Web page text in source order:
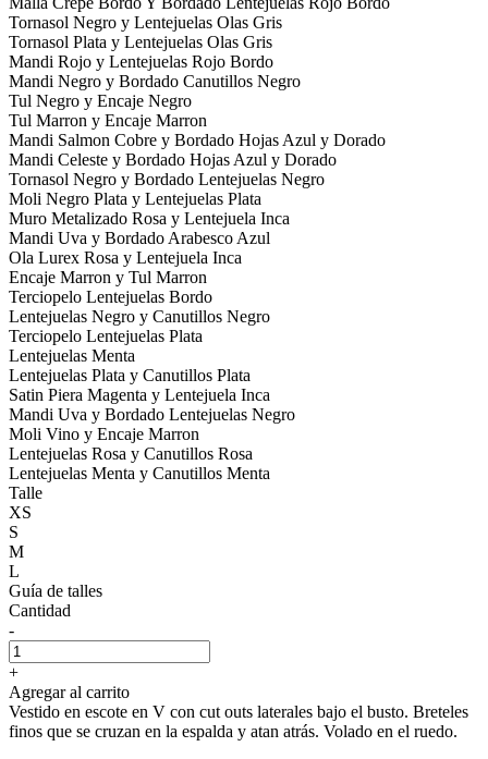
Tornasol Negro y Lentejuelas Olas Gris
Tornasol Plata y Lentejuelas Olas Gris
Mandi Rojo y Lentejuelas Rojo Bordo
Mandi Negro y Bordado Canutillos Negro
Tul Negro y Encaje Negro
Tul Marron y Encaje Marron
Mandi Salmon Cobre y Bordado Hojas Azul y Dorado
Mandi Celeste y Bordado Hojas Azul y Dorado
Tornasol Negro y Bordado Lentejuelas Negro
Moli Negro Plata y Lentejuelas Plata
Muro Metalizado Rosa y Lentejuela Inca
Mandi Uva y Bordado Arabesco Azul
Ola Lurex Rosa y Lentejuela Inca
Encaje Marron y Tul Marron
Terciopelo Lentejuelas Bordo
Lentejuelas Negro y Canutillos Negro
Terciopelo Lentejuelas Plata
Lentejuelas Menta
Lentejuelas Plata y Canutillos Plata
Satin Piera Magenta y Lentejuela Inca
Mandi Uva y Bordado Lentejuelas Negro
Moli Vino y Encaje Marron
Lentejuelas Rosa y Canutillos Rosa
Lentejuelas Menta y Canutillos Menta
Talle
XS
S
M
L
Guía de talles
Cantidad
-
+
Agregar al carrito
Vestido en escote en V con cut outs laterales bajo el busto. Breteles
finos que se cruzan en la espalda y atan atrás. Volado en el ruedo.